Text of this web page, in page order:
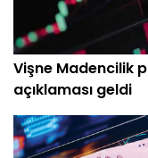
Vişne Madencilik
açıklaması geldi